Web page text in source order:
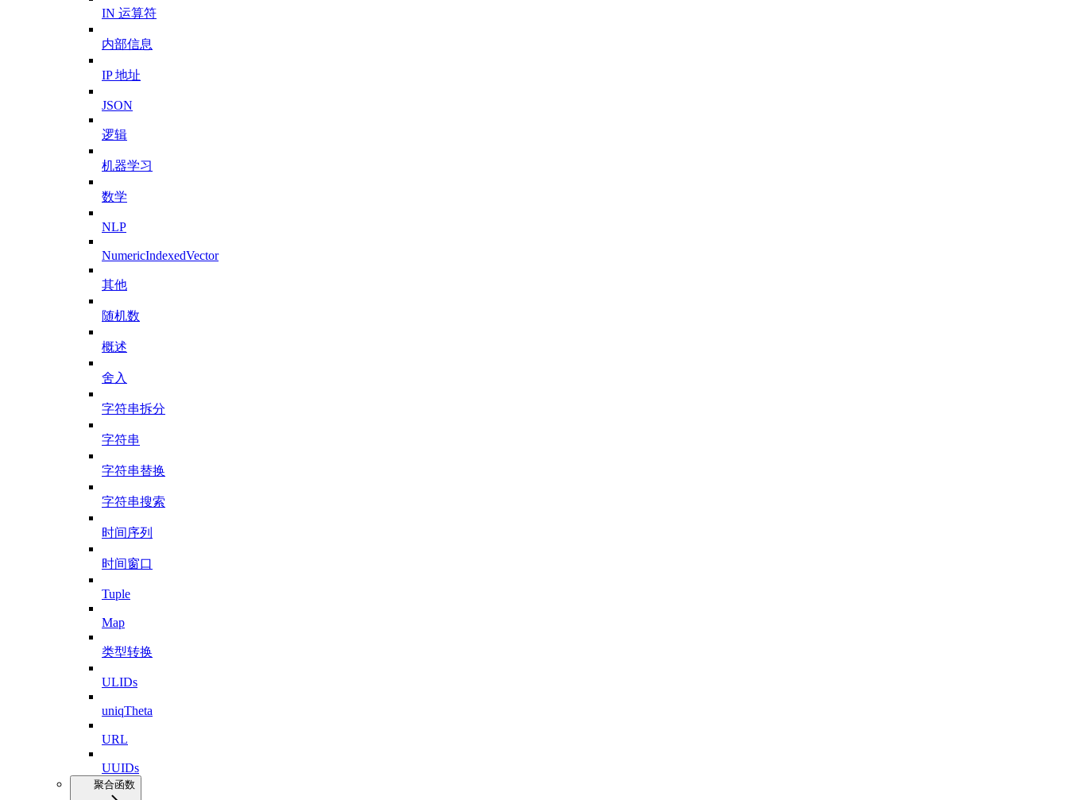
IN 运算符
内部信息
IP 地址
JSON
逻辑
机器学习
数学
NLP
NumericIndexedVector
其他
随机数
概述
舍入
字符串拆分
字符串
字符串替换
字符串搜索
时间序列
时间窗口
Tuple
Map
类型转换
ULIDs
uniqTheta
URL
UUIDs
聚合函数